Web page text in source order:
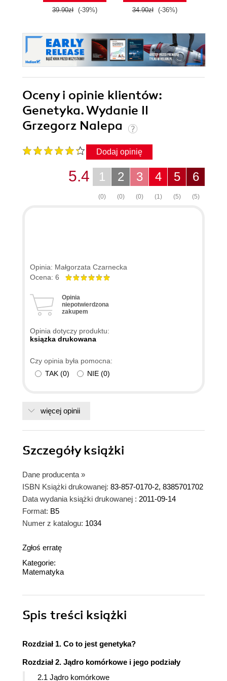
39.90zł (-39%) 34.90zł (-36%)
Oceny i opinie klientów:
Genetyka. Wydanie II
Grzegorz Nalepa
Dodaj opinię
6
(5)
5
(5)
4
(1)
3
(0)
2
(0)
1
(0)
5.4
Opinia: Małgorzata Czarnecka
Ocena: 6
Opinia
niepotwierdzona
zakupem
Opinia dotyczy produktu:
ksiązka drukowana
Czy opinia była pomocna:
TAK (0) NIE (0)
więcej opinii
Szczegółyksiążki
Dane producenta »
ISBN Książki drukowanej: 83-857-0170-2, 8385701702
Data wydania książki drukowanej : 2011-09-14
Format: B5
Numer z katalogu: 1034
Zgłoś erratę
Kategorie:
Matematyka
Spis treści książki
Rozdział 1. Co to jest genetyka?
Rozdział 2. Jądro komórkowe i jego podziały
2.1 Jądro komórkowe